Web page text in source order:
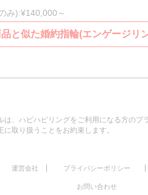
み):¥140,000～
と似た婚約指輪(エンゲージリ
は、ハピハピリングをご利用になる方の
取り扱うことをお約束します。
運営会社 プライバシーポリシー
お問い合わせ